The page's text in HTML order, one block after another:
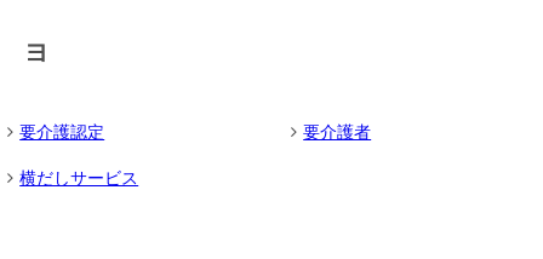
ヨ
要介護認定
横だしサービス
要介護者